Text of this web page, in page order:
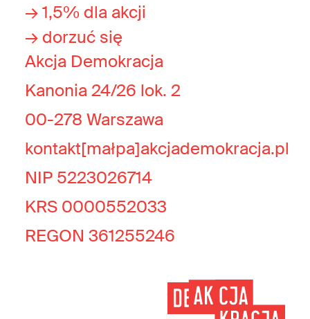
→ 1,5% dla akcji
→ dorzuć się
Akcja Demokracja
Kanonia 24/26 lok. 2
00-278 Warszawa
kontakt[małpa]akcjademokracja.pl
NIP 5223026714
KRS 0000552033
REGON 361255246